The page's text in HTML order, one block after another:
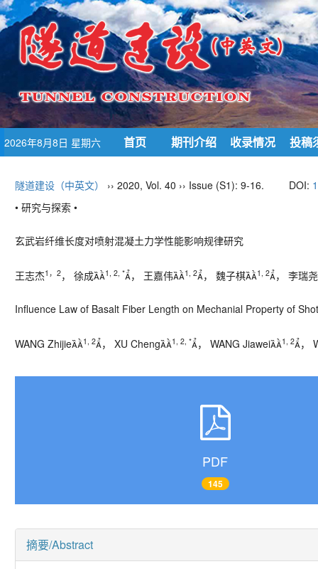
2026年8月8日 星期六 首页 期刊介绍 收录情况 投稿
隧道建设（中英文） ›› 2020, Vol. 40 ›› Issue (S1): 9-16. DOI:
• 研究与探索 •
玄武岩纤维长度对喷射混凝土力学性能影响规律研究
王志杰1，2， 徐成1, 2, *， 王嘉伟1, 2， 魏子棋1, 2， 李瑞
Influence Law of Basalt Fiber Length on Mechanial Property of
WANG Zhijie1, 2， XU Cheng1, 2, *， WANG Jiawei1, 2，
PDF
145
摘要/Abstract